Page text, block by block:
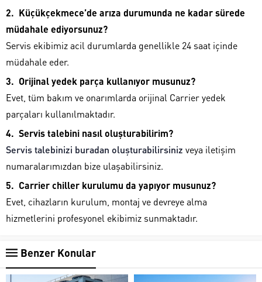
Küçükçekmece’de arıza durumunda ne kadar sürede
müdahale ediyorsunuz?
Servis ekibimiz acil durumlarda genellikle 24 saat içinde
müdahale eder.
Orijinal yedek parça kullanıyor musunuz?
Evet, tüm bakım ve onarımlarda orijinal Carrier yedek
parçaları kullanılmaktadır.
Servis talebini nasıl oluşturabilirim?
Servis talebinizi buradan oluşturabilirsiniz veya iletişim
numaralarımızdan bize ulaşabilirsiniz.
Carrier chiller kurulumu da yapıyor musunuz?
Evet, cihazların kurulum, montaj ve devreye alma
hizmetlerini profesyonel ekibimiz sunmaktadır.
Benzer Konular